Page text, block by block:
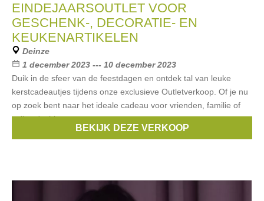
EINDEJAARSOUTLET VOOR
GESCHENK-, DECORATIE- EN
KEUKENARTIKELEN
Deinze
1 december 2023 --- 10 december 2023
Duik in de sfeer van de feestdagen en ontdek tal van leuke
kerstcadeautjes tijdens onze exclusieve Outletverkoop. Of je nu
op zoek bent naar het ideale cadeau voor vrienden, familie of
collega's, hier
barbecook,Point-Virgule
BEKIJK DEZE VERKOOP